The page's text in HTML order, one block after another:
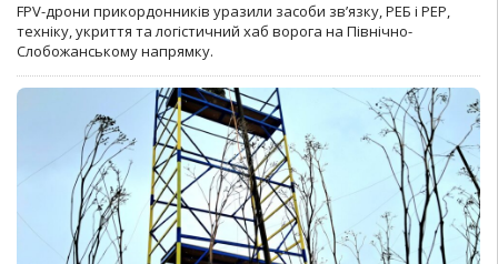
FPV-дрони прикордонників уразили засоби зв’язку, РЕБ і РЕР,
техніку, укриття та логістичний хаб ворога на Північно-
Слобожанському напрямку.